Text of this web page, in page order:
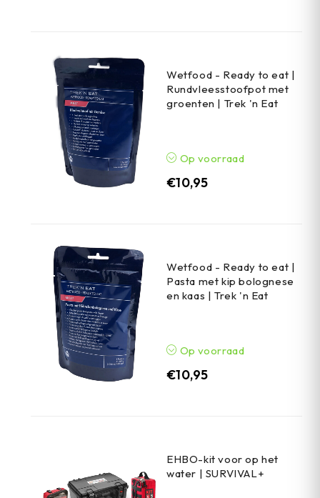
Wetfood - Ready to eat |
Rundvleesstoofpot met
groenten | Trek 'n Eat
Op voorraad
€10,95
Wetfood - Ready to eat |
Pasta met kip bolognese
en kaas | Trek 'n Eat
Op voorraad
€10,95
EHBO-kit voor op het
water | SURVIVAL+